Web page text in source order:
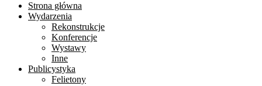
Strona główna
Wydarzenia
Rekonstrukcje
Konferencje
Wystawy
Inne
Publicystyka
Felietony